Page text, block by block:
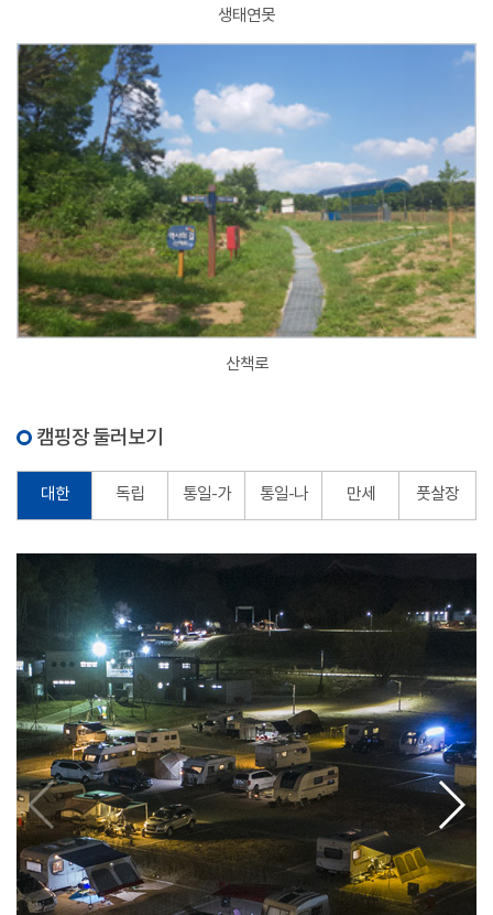
생태연못
산책로
캠핑장 둘러보기
대한 독립 통일-가 통일-나 만세 풋살장